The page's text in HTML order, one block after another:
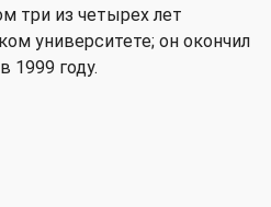
три из четырех лет
университете; он окончил
1999 году.